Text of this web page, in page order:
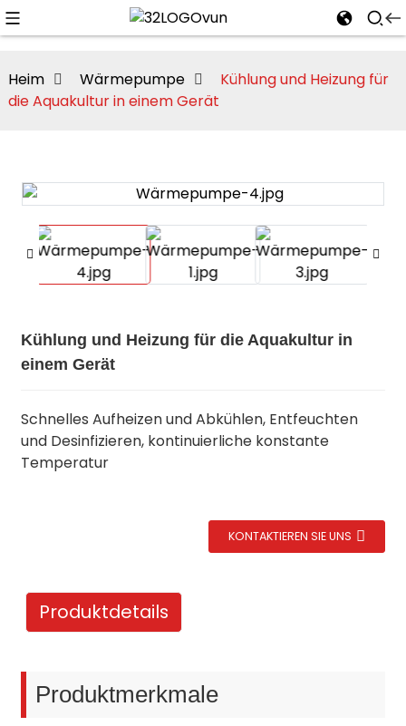
Heim Wärmepumpe
Kühlung und Heizung für
die Aquakultur in einem Gerät
Kühlung und Heizung für die Aquakultur in
einem Gerät
Schnelles Aufheizen und Abkühlen, Entfeuchten
und Desinfizieren, kontinuierliche konstante
Temperatur
KONTAKTIEREN SIE UNS
Produktdetails
Produktmerkmale